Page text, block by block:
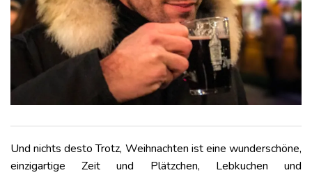
Und nichts desto Trotz, Weihnachten ist eine wunderschöne,
einzigartige Zeit und Plätzchen, Lebkuchen und